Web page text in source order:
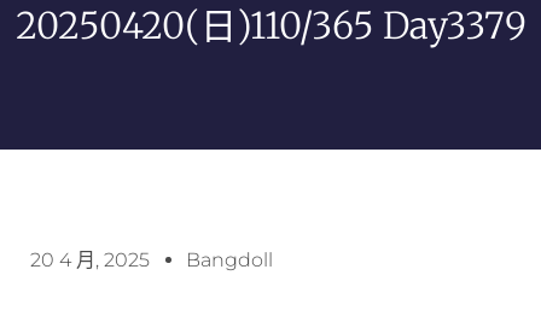
20250420(日)110/365 Day3379
20 4 月, 2025 Bangdoll